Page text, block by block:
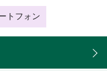
トフォン